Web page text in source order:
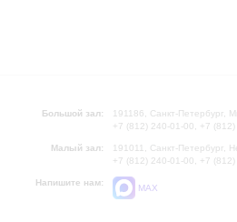
Большой зал:
191186, Санкт-Петербург,
+7 (812) 240-01-00, +7
Малый зал:
191011, Санкт-Петербург,
+7 (812) 240-01-00, +7
Напишите нам:
MAX